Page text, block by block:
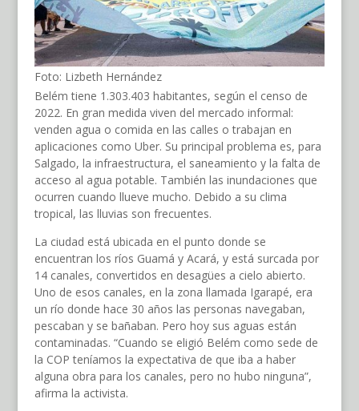
Foto: Lizbeth Hernández
Belém tiene 1.303.403 habitantes, según el censo de
2022. En gran medida viven del mercado informal:
venden agua o comida en las calles o trabajan en
aplicaciones como Uber. Su principal problema es, para
Salgado, la infraestructura, el saneamiento y la falta de
acceso al agua potable. También las inundaciones que
ocurren cuando llueve mucho. Debido a su clima
tropical, las lluvias son frecuentes.
La ciudad está ubicada en el punto donde se
encuentran los ríos Guamá y Acará, y está surcada por
14 canales, convertidos en desagües a cielo abierto.
Uno de esos canales, en la zona llamada Igarapé, era
un río donde hace 30 años las personas navegaban,
pescaban y se bañaban. Pero hoy sus aguas están
contaminadas. “Cuando se eligió Belém como sede de
la COP teníamos la expectativa de que iba a haber
alguna obra para los canales, pero no hubo ninguna”,
afirma la activista.